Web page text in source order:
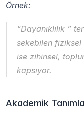
Örnek:
“Dayanıklılık ”
sekebilen
ise zihinsel,
kapsıyor.
Akademik